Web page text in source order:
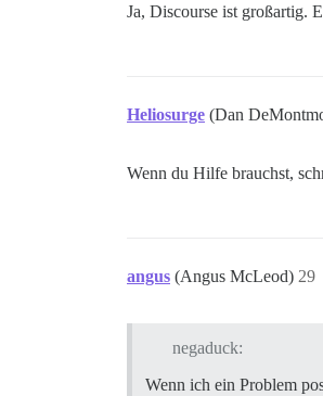
Ja, Discourse ist großartig.
Heliosurge (Dan
Wenn du Hilfe brauchst,
angus (Angus McLeod) 29
negaduck:
Wenn ich ein Problem